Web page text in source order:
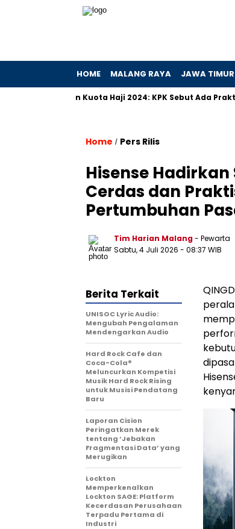
HOME MALANG RAYA JAWA TIMUR
Kuota Haji 2024: KPK Sebut Ada Praktik
Home / Pers Rilis
Hisense
Cerdas dan
Pertumbuhan
Tim Harian Malang- Pewarta
Sabtu, 4 Juli 2026 - 08:37 WIB
Berita Terkait
UNISOC Lyric Audio:
Mengubah Pengalaman
Mendengarkan Audio
Hard Rock Cafe dan
Coca-Cola®
Meluncurkan Kompetisi
Musik Hard Rock Rising
untuk Musisi Pendatang
Baru
Laporan Cision
Peringatkan Merek
tentang ‘Jebakan
Fragmentasi Data’ yang
Merugikan
Lockton
Memperkenalkan
Lockton SAGE: Platform
Kecerdasan Perusahaan
Terpadu Pertama di
Industri